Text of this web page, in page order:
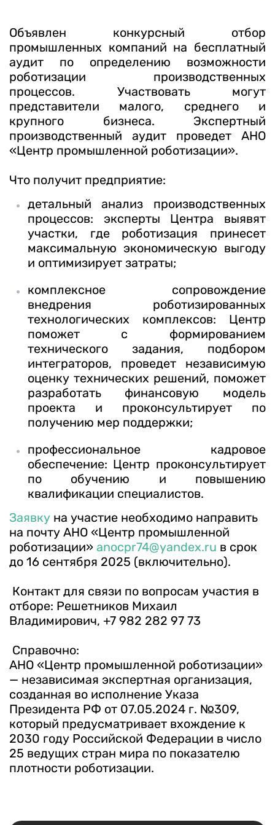
Объявлен конкурсный отбор
промышленных компаний на бесплатный
аудит по определению возможности
роботизации производственных
процессов. Участвовать могут
представители малого, среднего и
крупного бизнеса. Экспертный
производственный аудит проведет АНО
«Центр промышленной роботизации».
Что получит предприятие:
детальный анализ производственных
процессов: эксперты Центра выявят
участки, где роботизация принесет
максимальную экономическую выгоду
и оптимизирует затраты;
комплексное сопровождение
внедрения роботизированных
технологических комплексов: Центр
поможет с формированием
технического задания, подбором
интеграторов, проведет независимую
оценку технических решений, поможет
разработать финансовую модель
проекта и проконсультирует по
получению мер поддержки;
профессиональное кадровое
обеспечение: Центр проконсультирует
по обучению и повышению
квалификации специалистов.
Заявкуна участие необходимо направить
на почту АНО «Центр промышленной
роботизации» anocpr74@yandex.ru в срок
до 16 сентября 2025 (включительно).
Контакт для связи по вопросам участия в
отборе: Решетников Михаил
Владимирович, +7 982 282 97 73
Справочно:
АНО «Центр промышленной роботизации»
— независимая экспертная организация,
созданная во исполнение Указа
Президента РФ от 07.05.2024 г. №309,
который предусматривает вхождение к
2030 году Российской Федерации в число
25 ведущих стран мира по показателю
плотности роботизации.